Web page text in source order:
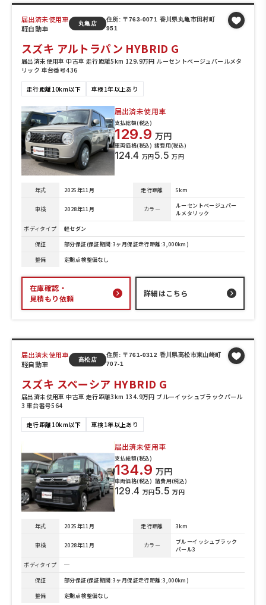
届出済未使用車
軽自動車
丸亀店
住所: 〒763-0071 香川県丸亀市田村町
951
スズキ アルトラパン HYBRID G
届出済未使用車 中古車 走行距離5km 129.9万円 ルーセントベージュパールメタ
リック 車台番号436
走行距離10km以下 車検1年以上あり
届出済未使用車
支払総額(税込)
129.9 万円
車両価格(税込)
124.4 万円
諸費用(税込)
5.5 万円
年式 2025年11月 走行距離 5km
車検 2028年11月 カラー
ルーセントベージュパー
ルメタリック
ボディタイプ
軽セダン
保証
部分保証(保証期間:3ヶ月保証走行距離:3,000km)
整備
定期点検整備なし
在庫確認・
見積もり依頼
詳細はこちら
届出済未使用車
軽自動車
高松店
住所: 〒761-0312 香川県高松市東山崎町
707-1
スズキ スペーシア HYBRID G
届出済未使用車 中古車 走行距離3km 134.9万円 ブルーイッシュブラックパール
3 車台番号564
走行距離10km以下 車検1年以上あり
届出済未使用車
支払総額(税込)
134.9 万円
車両価格(税込)
129.4 万円
諸費用(税込)
5.5 万円
年式 2025年11月 走行距離 3km
車検 2028年11月 カラー
ブルーイッシュブラック
パール3
ボディタイプ
─
保証
部分保証(保証期間:3ヶ月保証走行距離:3,000km)
整備
定期点検整備なし